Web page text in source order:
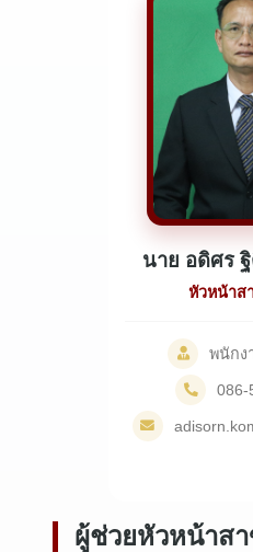
นาย อดิศร
หัวหน้าส
พนักง
086-
ผู้ช่วยหัวหน้าส